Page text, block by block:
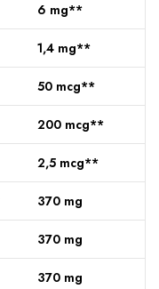
6 mg**
1,4 mg**
50 mcg**
200 mcg**
2,5 mcg**
370 mg
370 mg
370 mg